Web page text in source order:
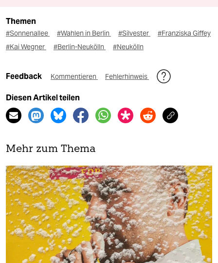
Themen
#Sonnenallee #Wahlen in Berlin #Silvester
#Franziska Giffey
#Kai Wegner
#Berlin-Neukölln #Neukölln
Feedback Kommentieren Fehlerhinweis
Diesen Artikel teilen
Mehr zum Thema